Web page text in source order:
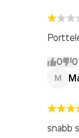
0 0
M
snabb